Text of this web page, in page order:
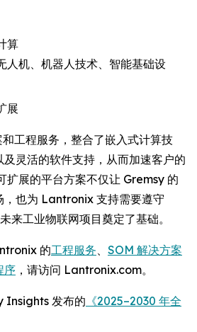
算
人机、机器人技术、智能基础设
展
工程服务，整合了嵌入式计算技
灵活的软件支持，从而加速客户的
扩展的平台方案不仅让 Gremsy 的
，也为 Lantronix 支持需要遵守
来工业物联网项目奠定了基础。
的工程服务
SOM 解决方案
序 ，请访问 Lantronix.com。
Insights 发布的 《2025–2030 年全